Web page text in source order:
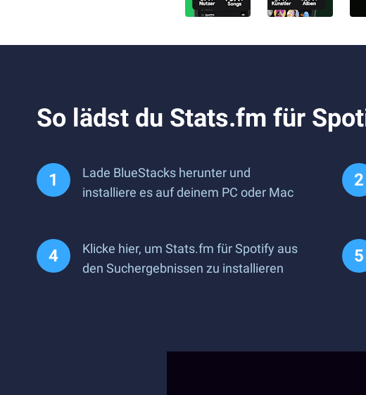
So lädst du Stats.fm für
Lade BlueStacks herunter und
installiere es auf deinem PC oder Mac
Klicke hier, um Stats.fm für Spotify aus
den Suchergebnissen zu installieren